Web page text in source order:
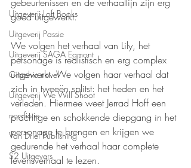
Uitgeverij Loft Books
Uitgeverij Passie
Uitgeverij SAGA Egmont
Graphic novel
Uitgeverij We Will Shoot
non-fictie
Van Driel Publishing
S2 Uitgevers
goed uitgewerkt.
We volgen het verhaal van Lily, het
personage is realistisch en erg complex
uitgewerkt. We volgen haar verhaal dat
zich in tweeën splitst: het heden en het
verleden. Hiermee weet Jerrad Hoff een
prachtige en schokkende diepgang in het
personage te brengen en krijgen we
gedurende het verhaal haar complete
levensverhaal te lezen.